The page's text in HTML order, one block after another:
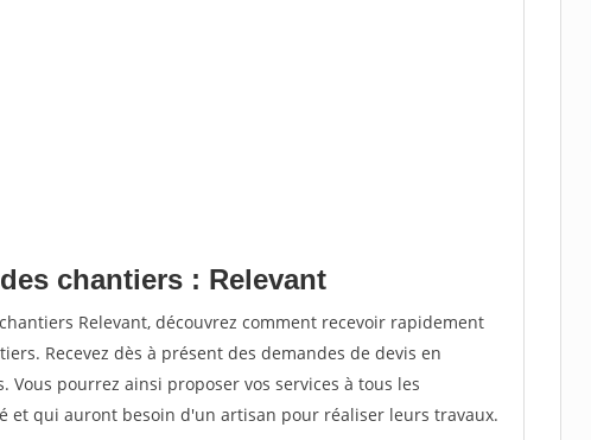
chantiers : Relevant
Relevant, découvrez comment recevoir rapidement
Recevez dès à présent des demandes de devis en
pourrez ainsi proposer vos services à tous les
et qui auront besoin d'un artisan pour réaliser leurs travaux.